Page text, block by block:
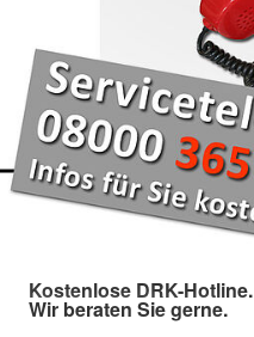
Kostenlose DRK-Hotline.
Wir beraten Sie gerne.